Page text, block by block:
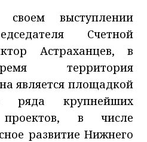
выступлении
Счетной
Астраханцев, в
территория
является площадкой
ряда крупнейших
проектов, в числе
развитие Нижнего